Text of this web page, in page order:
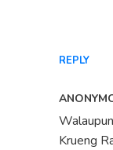
REPLY
Krueng